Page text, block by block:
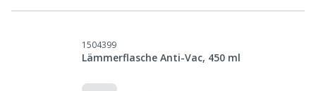
1504399
Lämmerflasche Anti-Vac, 450 ml